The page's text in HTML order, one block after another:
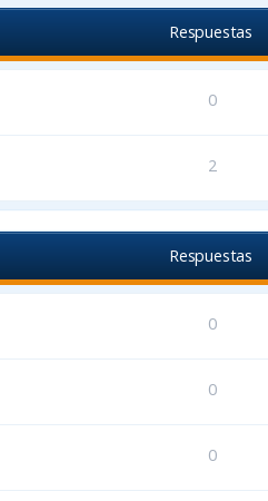
Respuestas
0
2
Respuestas
0
0
0